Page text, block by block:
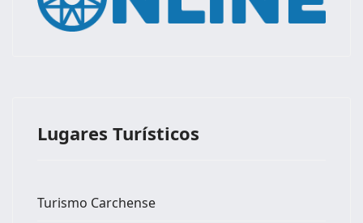
Lugares Turísticos
Turismo Carchense